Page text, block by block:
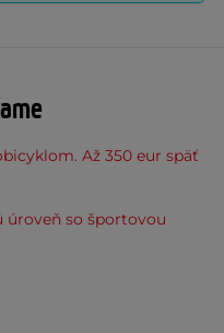
Až 350 eur späť
úroveň so športovou